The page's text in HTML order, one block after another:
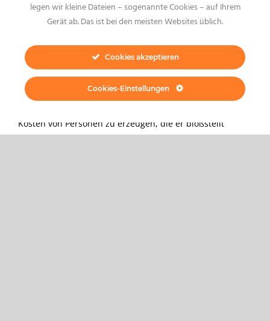
Tags:Böhmermann, Denunzierung,Doxxing,Lebensgefahr,
Böhmermann, aus der toxischen Abteilung "Agitation &
Propaganda", hat mit seinem Doxxing gegenüber einem
rechten Influencer zu einer irren Verschärfung und
Radikalisierung des gesellschaftlichen Klimas
beigetragen. Klar, Radikale erzeugen Radikalisierungen,
Kosten von Personen zu erzeugen, die er bloßstellt
legen wir kleine Dateien – sogenannte Cookies – auf Ihrem
Gerät ab. Das ist bei den meisten Websites üblich.
Cookies akzeptieren
Cookies-Einstellungen